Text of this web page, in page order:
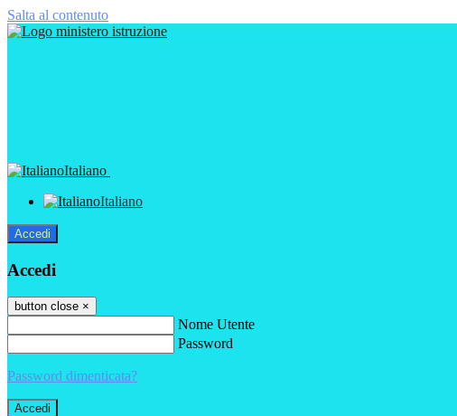
Salta al contenuto
Italiano
Italiano
Accedi
Accedi
button close ×
Nome Utente
Password
Password dimenticata?